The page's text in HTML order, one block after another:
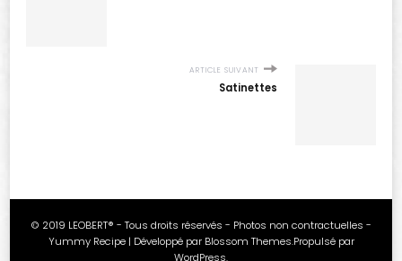
ARTICLE SUIVANT
Satinettes
© 2019 LEOBERT® - Tous droits réservés - Photos non contractuelles -
Yummy Recipe | Développé par Blossom Themes.Propulsé par
WordPress.